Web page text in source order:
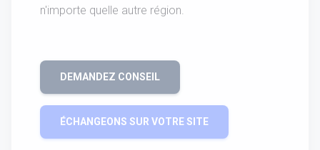
n'importe quelle autre région.
DEMANDEZ CONSEIL
ÉCHANGEONS SUR VOTRE SITE